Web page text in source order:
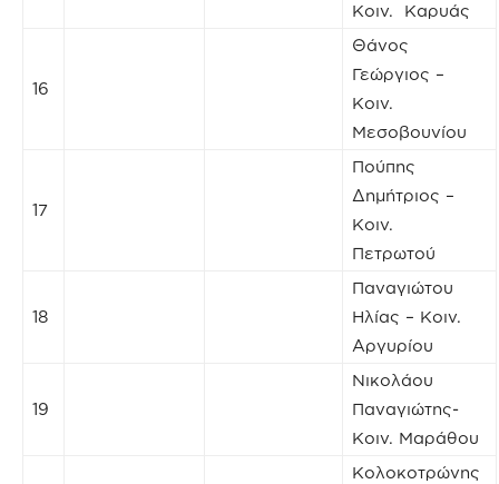
Κοιν. Καρυάς
16
Θάνος
Γεώργιος –
Κοιν.
Μεσοβουνίου
17
Πούπης
Δημήτριος –
Κοιν.
Πετρωτού
18
Παναγιώτου
Ηλίας – Κοιν.
Αργυρίου
19
Νικολάου
Παναγιώτης-
Κοιν. Μαράθου
Κολοκοτρώνης